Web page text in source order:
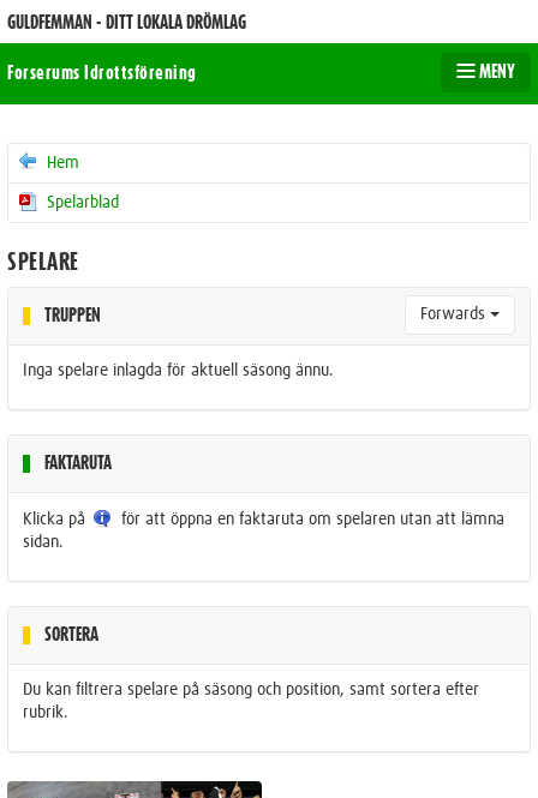
GULDFEMMAN - DITT LOKALA DRÖMLAG
Forserums Idrottsförening MENY
Hem
Spelarblad
SPELARE
TRUPPEN Forwards
Inga spelare inlagda för aktuell säsong ännu.
FAKTARUTA
Klicka på
för att öppna en faktaruta om spelaren utan att lämna
sidan.
SORTERA
Du kan filtrera spelare på säsong och position, samt sortera efter
rubrik.